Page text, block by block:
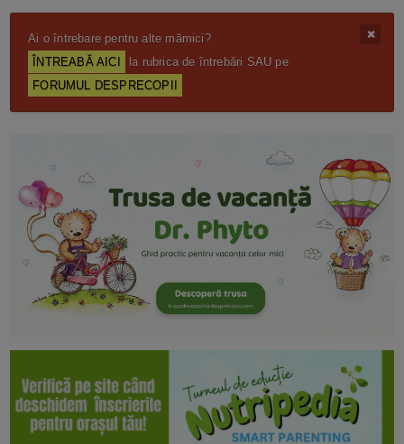
Ai o întrebare pentru alte mămici?
ÎNTREABĂ AICI
la rubrica de întrebări SAU pe
FORUMUL DESPRECOPII